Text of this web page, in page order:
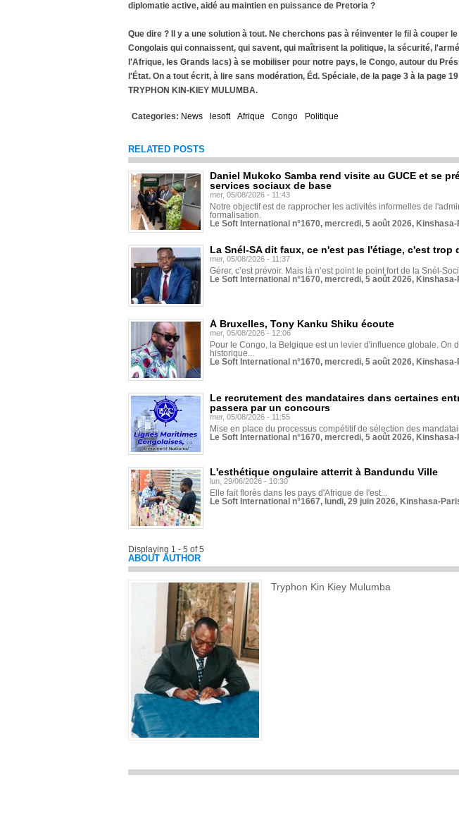
diplomatie active, aidé au maintien en puissance de Pretoria ?
Que dire ? Il y a une solution à tout. Ne cherchons pas à réinventer le fil à couper
Congolais qui connaissent, qui savent, qui maîtrisent la politique, la sécurité,
l'Afrique, les Grands lacs) à se mobiliser pour notre pays, le Congo, autour du
l'État. On a tout écrit, à lire sans modération, Éd. Spéciale, de la page 3 à la page
TRYPHON KIN-KIEY MULUMBA.
Categories: News lesoft Afrique Congo Politique
RELATED POSTS
Daniel Mukoko Samba rend visite au GUCE et se
services sociaux de base
mer, 05/08/2026 - 11:43
Notre objectif est de rapprocher les activités informelles de
formalisation.
Le Soft International n°1670, mercredi, 5 août 2026,
La Snél-SA dit faux, ce n'est pas l'étiage, c'est trop
mer, 05/08/2026 - 11:37
Gérer, c’est prévoir. Mais là n’est point le point fort de la Snél-
Le Soft International n°1670, mercredi, 5 août 2026,
À Bruxelles, Tony Kanku Shiku écoute
mer, 05/08/2026 - 12:06
Pour le Congo, la Belgique est un levier d'influence globale. On
historique...
Le Soft International n°1670, mercredi, 5 août 2026,
Le recrutement des mandataires dans certaines
passera par un concours
mer, 05/08/2026 - 11:55
Mise en place du processus compétitif de sélection des
Le Soft International n°1670, mercredi, 5 août 2026,
L'esthétique ongulaire atterrit à Bandundu Ville
lun, 29/06/2026 - 10:30
Elle fait florès dans les pays d'Afrique de l'est...
Le Soft International n°1667, lundi, 29 juin 2026, Kinshasa-
Displaying 1 - 5 of 5
ABOUT AUTHOR
Tryphon Kin Kiey Mulumba